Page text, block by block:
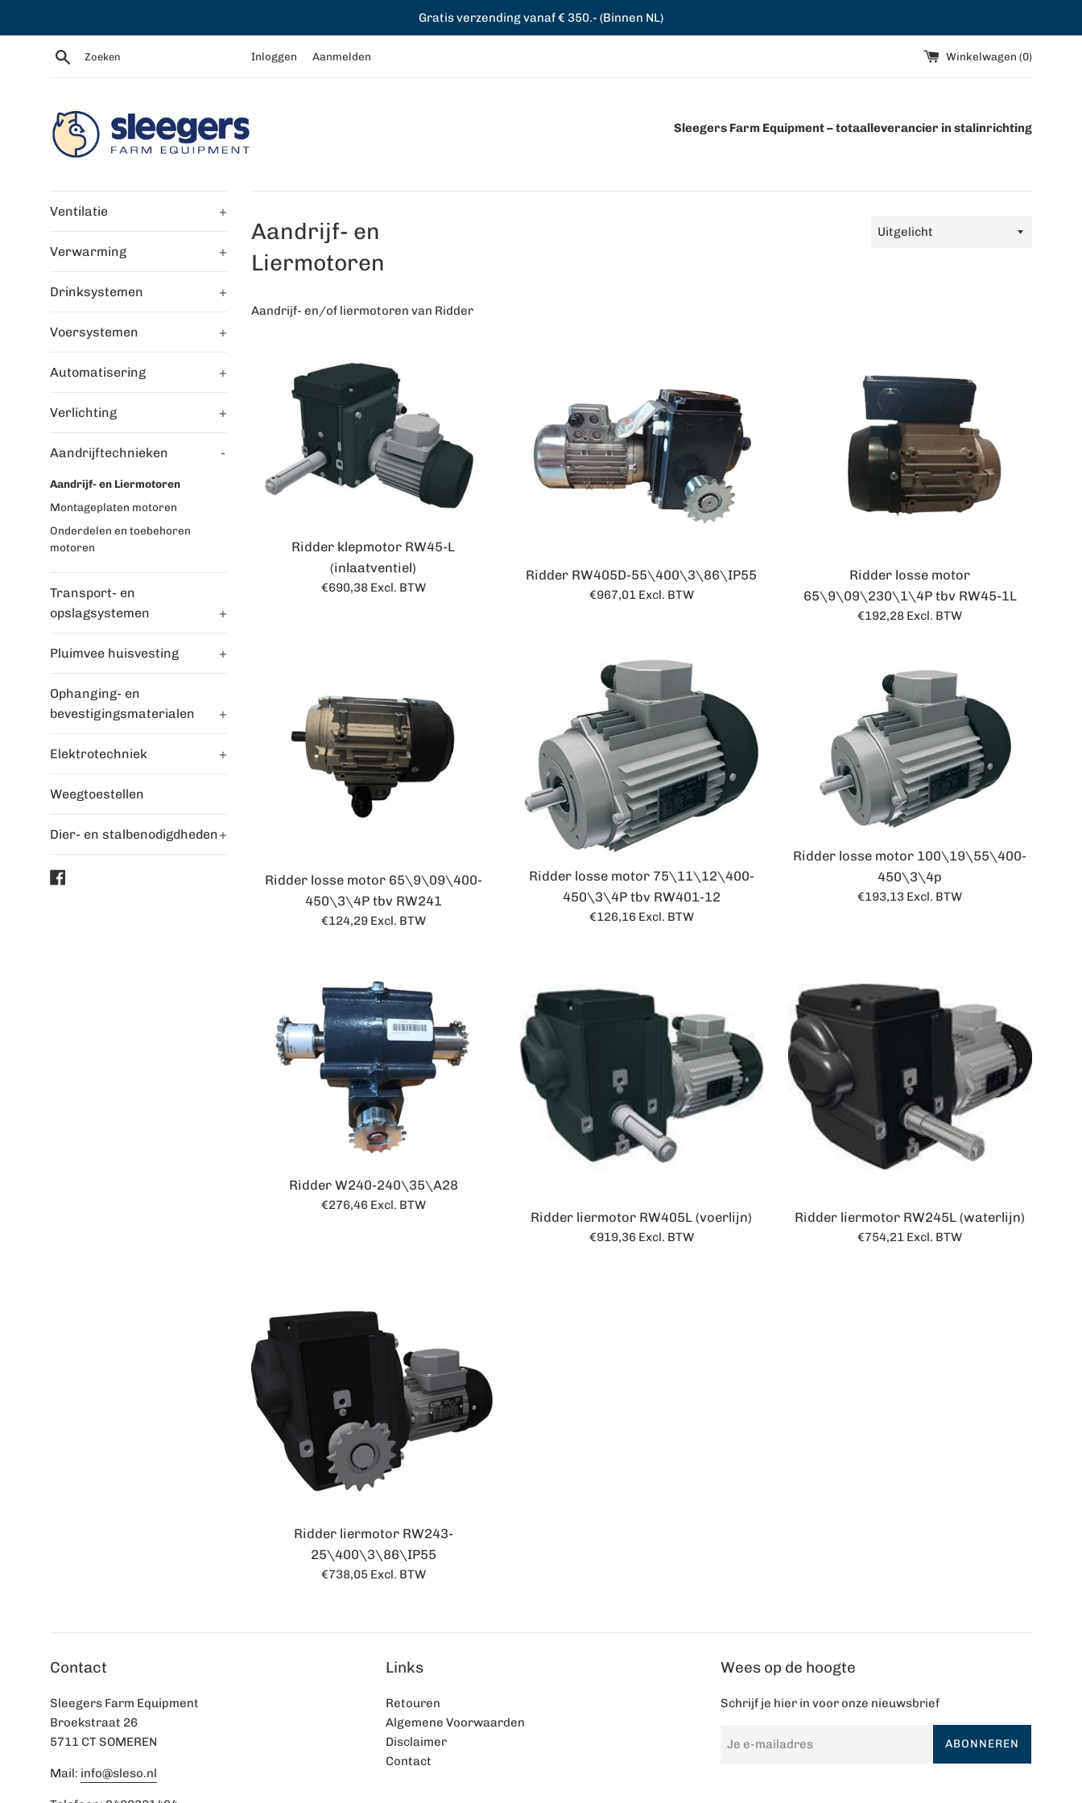
Gratis verzending vanaf € 350.- (Binnen NL)
Zoeken Inloggen Aanmelden Winkelwagen (0)
Sleegers Farm Equipment – totaalleverancier in stalinrichting
Ventilatie +
Verwarming +
Drinksystemen +
Voersystemen +
Automatisering +
Verlichting +
Aandrijftechnieken -
Aandrijf- en Liermotoren
Montageplaten motoren
Onderdelen en toebehoren
motoren
Transport- en
opslagsystemen
+
Pluimvee huisvesting +
Ophanging- en
bevestigingsmaterialen
+
Elektrotechniek +
Weegtoestellen
Dier- en stalbenodigdheden+
Aandrijf- en
Liermotoren
Sorteer
Aandrijf- en/of liermotoren van Ridder
Ridder klepmotor RW45-L
(inlaatventiel)
Normale
€690,38 Excl. BTW
Ridder RW405D-55\400\3\86\IP55
Normale
€967,01 Excl. BTW
Ridder losse motor
65\9\09\230\1\4P tbv RW45-1L
Normale
€192,28 Excl. BTW
Ridder losse motor 65\9\09\400-
450\3\4P tbv RW241
Normale
€124,29 Excl. BTW
Ridder losse motor 75\11\12\400-
450\3\4P tbv RW401-12
Normale
€126,16 Excl. BTW
Ridder losse motor 100\19\55\400-
450\3\4p
Normale
€193,13 Excl. BTW
Ridder W240-240\35\A28
Normale
€276,46 Excl. BTW
Ridder liermotor RW405L (voerlijn)
Normale
€919,36 Excl. BTW
Ridder liermotor RW245L (waterlijn)
Normale
€754,21 Excl. BTW
Ridder liermotor RW243-
25\400\3\86\IP55
Normale
€738,05 Excl. BTW
Contact
Sleegers Farm Equipment
Broekstraat 26
5711 CT SOMEREN
Mail: info@sleso.nl
Links
Retouren
Algemene Voorwaarden
Disclaimer
Contact
Wees op de hoogte
Schrijf je hier in voor onze nieuwsbrief
ABONNEREN